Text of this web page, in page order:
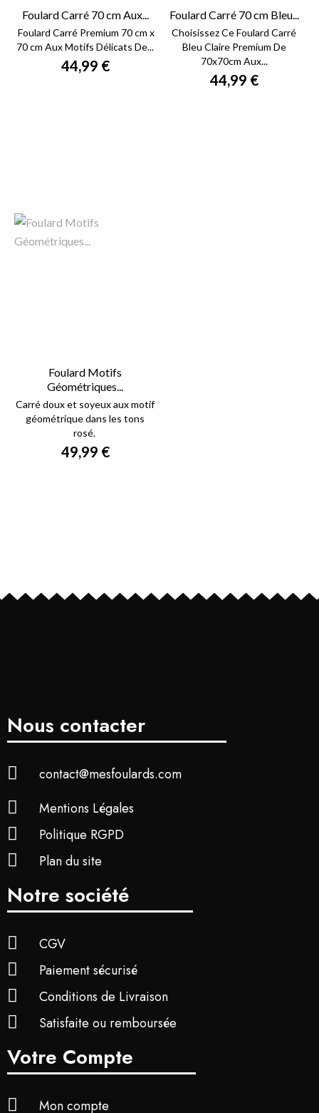
Foulard Carré 70 cm Aux...
Foulard Carré Premium 70 cm x
70 cm Aux Motifs Délicats De...
44,99 €
Foulard Carré 70 cm Bleu...
Choisissez Ce Foulard Carré
Bleu Claire Premium De
70x70cm Aux...
44,99 €
Foulard Motifs
Géométriques...
Carré doux et soyeux aux motif
géométrique dans les tons
rosé.
49,99 €
Nous contacter
contact@mesfoulards.com
Mentions Légales
Politique RGPD
Plan du site
Notre société
CGV
Paiement sécurisé
Conditions de Livraison
Satisfaite ou remboursée
Votre Compte
Mon compte